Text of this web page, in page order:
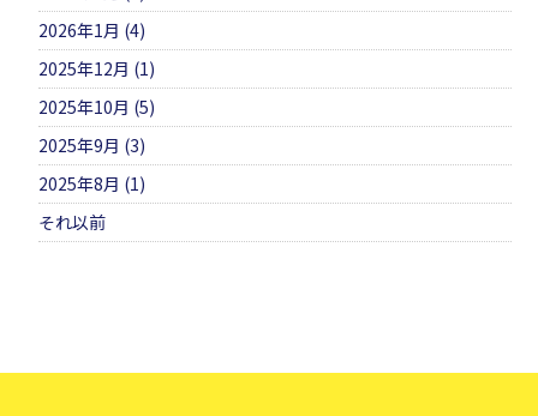
2026年1月 (4)
2025年12月 (1)
2025年10月 (5)
2025年9月 (3)
2025年8月 (1)
それ以前